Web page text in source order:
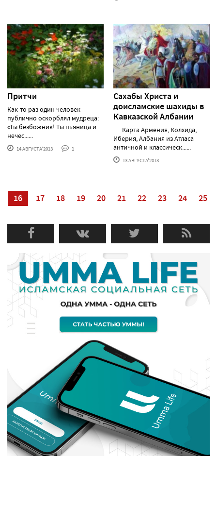
Притчи
Как-то раз один человек
публично оскорблял мудреца:
«Ты безбожник! Ты пьяница и
нечес......
14 АВГУСТА'2013 1
Сахабы Христа и
доисламские шахиды в
Кавказской Албании
Карта Армения, Колхида,
Иберия, Албания из Атласа
античной и классическ......
13 АВГУСТА'2013
16 17 18 19 20 21 22 23 24 25